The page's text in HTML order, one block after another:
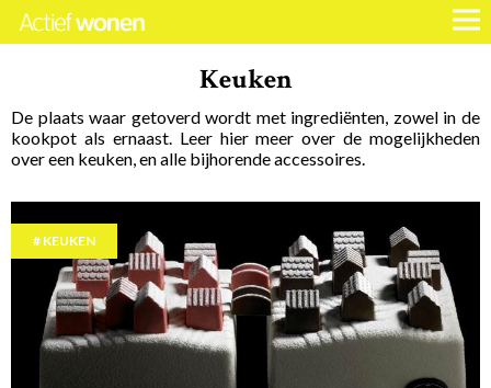
Keuken
De plaats waar getoverd wordt met ingrediënten, zowel in de
kookpot als ernaast. Leer hier meer over de mogelijkheden
over een keuken, en alle bijhorende accessoires.
KEUKEN